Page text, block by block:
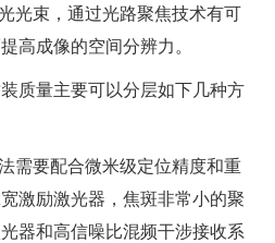
光束，通过光路聚焦技术有可
高成像的空间分辨力。
质量主要可以分层如下几种方
需要配合微米级定位精度和重
激励激光器，焦斑非常小的聚
器和高信噪比混频干涉接收系